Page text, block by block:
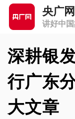
央广网
讲好中
深耕银
行广东
大文章